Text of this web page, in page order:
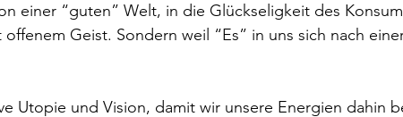
einer “guten” Welt, in die Glückseligkeit des
Geist. Sondern weil “Es” in uns sich nach
Utopie und Vision, damit wir unsere Energien dahin